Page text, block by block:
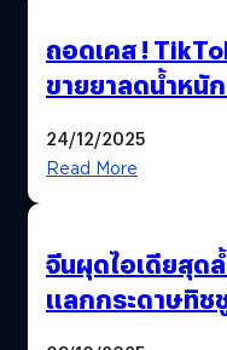
ถอดเคส !
ขายยาลดน้ำหนั
24/12/2025
Read More
จีนผุดไอเดียสุด
แลกกระดาษทิช